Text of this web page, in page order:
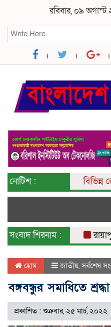
রবিবার, ০৯
নোটিশ : বিভিন্ন
সংবাদ শিরনাম :
রায়াপুর
হোম জাতীয়,সর্বশেষ
বঙ্গবন্ধুর সমাধিতে
প্রকাশিত : শুক্রবার, ২৫ মার্চ, ২০২২